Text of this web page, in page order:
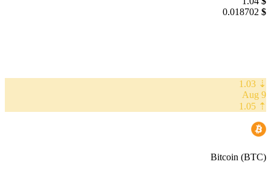
$
0.018702
⇣ 1.03
9 Aug
⇡ 1.05
Bitcoin (BTC)